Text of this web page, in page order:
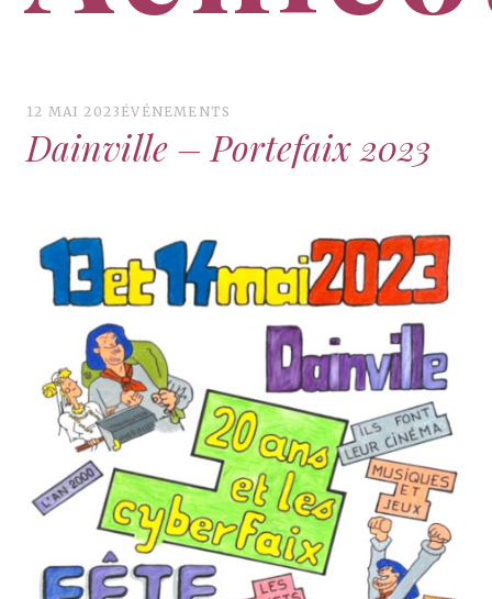
12 MAI 2023 ÉVÉNEMENTS
Dainville – Portefaix 2023